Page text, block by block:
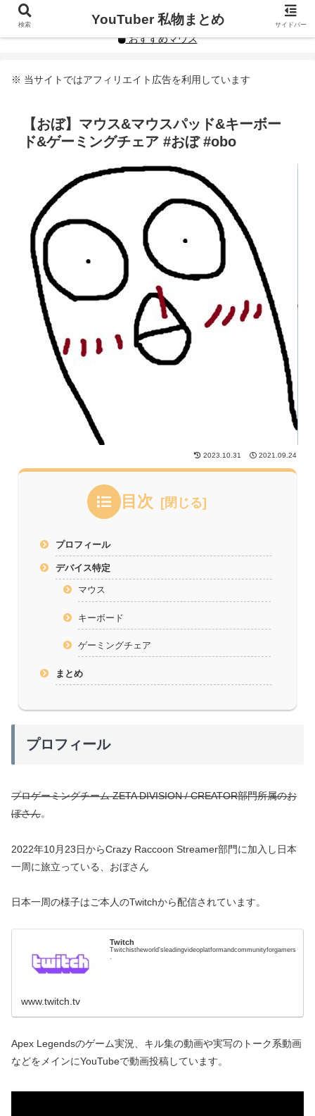
YouTuberや人気インフルエンサーの私物まとめです。
おすすめマウス
※ 当サイトではアフィリエイト広告を利用しています
【おぼ】マウス&マウスパッド&キーボー
ド&ゲーミングチェア #おぼ #obo
2023.10.31 2021.09.24
目次
プロフィール
デバイス特定
マウス
キーボード
ゲーミングチェア
まとめ
プロフィール
プロゲーミングチーム ZETA DIVISION / CREATOR部門所属のお
ぼさん。
2022年10月23日からCrazy Raccoon Streamer部門に加入し日本
一周に旅立っている、おぼさん
日本一周の様子はご本人のTwitchから配信されています。
Twitch
Twitchistheworld'sleadingvideoplatformandcommunityforgamers
.
www.twitch.tv
Apex Legendsのゲーム実況、キル集の動画や実写のトーク系動画
などをメインにYouTubeで動画投稿しています。
検索 YouTuber 私物まとめ サイドバー